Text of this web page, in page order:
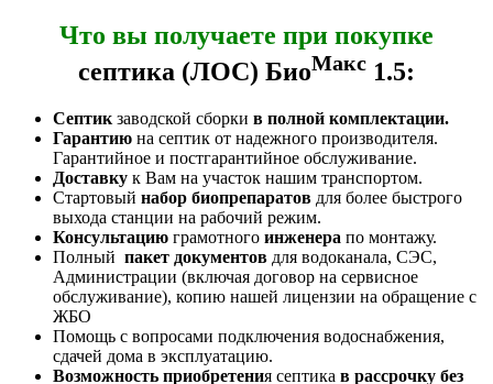
Что вы получаете при покупке
септика (ЛОС) БиоМакс 1.5:
Септик заводской сборки в полной комплектации.
Гарантию на септик от надежного производителя.
Гарантийное и постгарантийное обслуживание.
Доставку к Вам на участок нашим транспортом.
Стартовый набор биопрепаратов для более быстрого
выхода станции на рабочий режим.
Консультацию грамотного инженера по монтажу.
Полный пакет документов для водоканала, СЭС,
Администрации (включая договор на сервисное
обслуживание), копию нашей лицензии на обращение с
ЖБО
Помощь с вопросами подключения водоснабжения,
сдачей дома в эксплуатацию.
Возможность приобретения септика в рассрочку без